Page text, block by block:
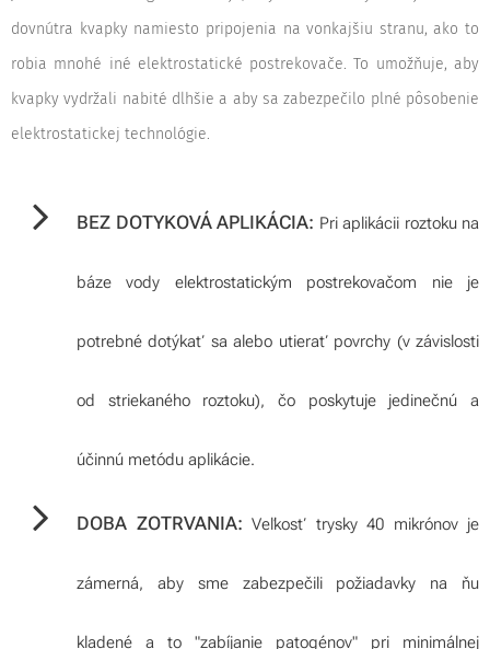
dovnútra kvapky namiesto pripojenia na vonkajšiu stranu, ako to
robia mnohé iné elektrostatické postrekovače. To umožňuje, aby
kvapky vydržali nabité dlhšie a aby sa zabezpečilo plné pôsobenie
elektrostatickej technológie.
BEZ DOTYKOVÁ APLIKÁCIA: Pri aplikácii roztoku na
báze vody elektrostatickým postrekovačom nie je
potrebné dotýkať sa alebo utierať povrchy (v závislosti
od striekaného roztoku), čo poskytuje jedinečnú a
účinnú metódu aplikácie.
DOBA ZOTRVANIA: Veľkosť trysky 40 mikrónov je
zámerná, aby sme zabezpečili požiadavky na ňu
kladené a to "zabíjanie patogénov" pri minimálnej